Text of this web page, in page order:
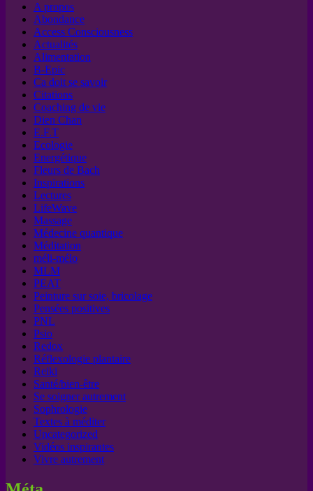
A propos
Abondance
Access Consciousness
Actualités
Alimentation
B-Epic
Ca doit se savoir
Citations
Coaching de vie
Dien Chan
E.F.T
Ecologie
Energétique
Fleurs de Bach
Inspirations
Lectures
LifeWave
Massage
Médecine quantique
Méditation
méli-mélo
MLM
PEAT
Peinture sur soie, bricolage
Pensées positives
PNL
Psio
Redox
Réflexologie plantaire
Reiki
Santé/bien-être
Se soigner autrement
Sophrologie
Textes à méditer
Uncategorized
Vidéos inspirantes
Vivre autrement